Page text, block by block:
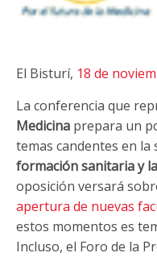
El Bisturí, 18 de
La conferencia que
Medicina prepara un
temas candentes en la
formación sanitaria y
oposición versará
apertura de nuevas
estos momentos es
Incluso, el Foro de la